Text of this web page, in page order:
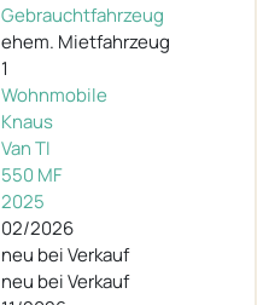
Gebrauchtfahrzeug
ehem. Mietfahrzeug
1
Wohnmobile
Knaus
Van TI
550 MF
2025
02/2026
neu bei Verkauf
neu bei Verkauf